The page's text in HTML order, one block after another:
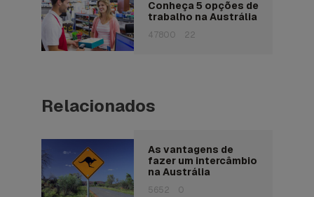
Conheça 5 opções de
trabalho na Austrália
47800 22
Relacionados
As vantagens de
fazer um intercâmbio
na Austrália
5652 0